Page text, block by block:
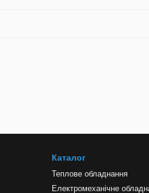
Каталог
Теплове обладнання
Електромеханічне